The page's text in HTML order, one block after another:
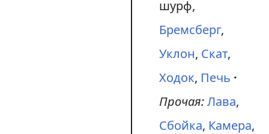
шурф,
Бремсберг,
Уклон, Скат,
Ходок, Печь
Прочая:Лава,
Сбойка, Камера,